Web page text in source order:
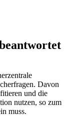
Davon
und die
nutzen, so zum
muss.